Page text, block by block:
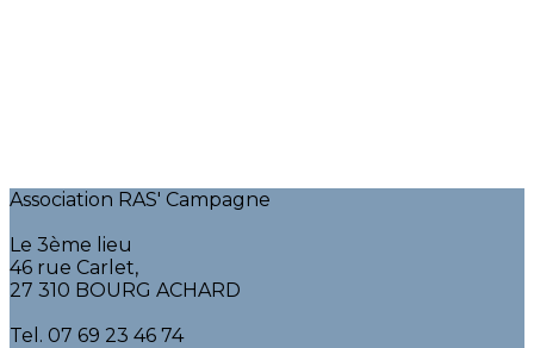
Association RAS' Campagne
Le 3ème lieu
46 rue Carlet,
27 310 BOURG ACHARD
Tel. 07 69 23 46 74